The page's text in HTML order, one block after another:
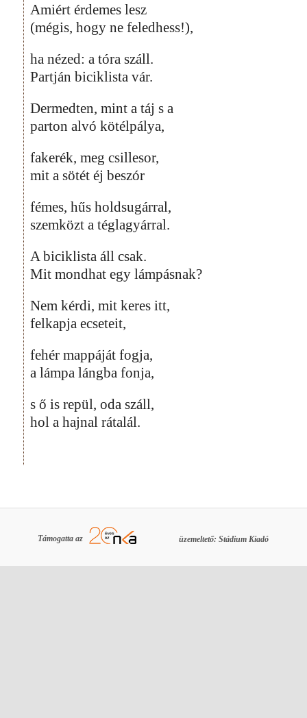
Amiért érdemes lesz
(mégis, hogy ne feledhess!),
ha nézed: a tóra száll.
Partján biciklista vár.
Dermedten, mint a táj s a
parton alvó kötélpálya,
fakerék, meg csillesor,
mit a sötét éj beszór
fémes, hűs holdsugárral,
szemközt a téglagyárral.
A biciklista áll csak.
Mit mondhat egy lámpásnak?
Nem kérdi, mit keres itt,
felkapja ecseteit,
fehér mappáját fogja,
a lámpa lángba fonja,
s ő is repül, oda száll,
hol a hajnal rátalál.
Támogatta az üzemeltető: Stádium Kiadó